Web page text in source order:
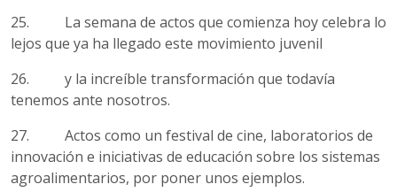
25. La semana de actos que comienza hoy celebra lo
lejos que ya ha llegado este movimiento juvenil
26. y la increíble transformación que todavía
tenemos ante nosotros.
27. Actos como un festival de cine, laboratorios de
innovación e iniciativas de educación sobre los sistemas
agroalimentarios, por poner unos ejemplos.